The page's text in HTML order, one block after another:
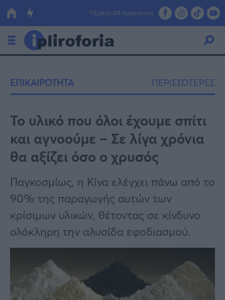
Πέμπτη 06 Αυγούστου
Οικονομία
Πολιτική
Τράπεζες
Επιδοτήσεις
ΕΣΠΑ
Κόσμος
Lifestyle
Αθλητικά
Υγεία
Γυναίκα
Καιρός
ΕΠΙΚΑΙΡΟΤΗΤΑ ΠΕΡΙΣΣΟΤΕΡΕΣ
Το υλικό που όλοι έχουμε σπίτι
και αγνοούμε – Σε λίγα χρόνια
θα αξίζει όσο ο χρυσός
Παγκοσμίως, η Κίνα ελέγχει πάνω από το
90% της παραγωγής αυτών των
κρίσιμων υλικών, θέτοντας σε κίνδυνο
ολόκληρη την αλυσίδα εφοδιασμού.